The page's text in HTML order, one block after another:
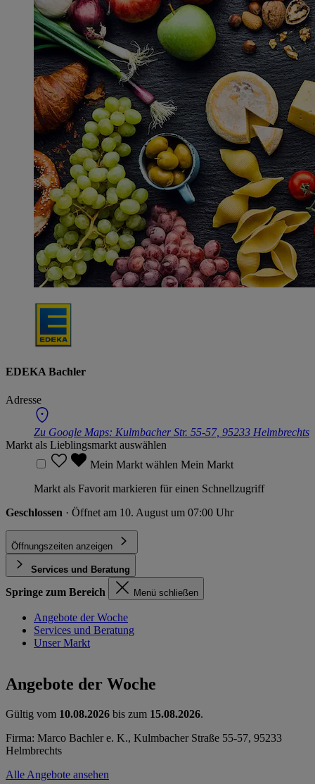
EDEKA Bachler
Adresse
Zu Google Maps: Kulmbacher Str. 55-57, 95233 Helmbrechts
Markt als Lieblingsmarkt auswählen
Mein Markt wählen Mein Markt
Markt als Favorit markieren für einen Schnellzugriff
Geschlossen · Öffnet am 10. August um 07:00 Uhr
Öffnungszeiten anzeigen
Services und Beratung
Springe zum Bereich Menü schließen
Angebote der Woche
Services und Beratung
Unser Markt
Angebote der Woche
Gültig vom 10.08.2026 bis zum 15.08.2026.
Firma: Marco Bachler e. K., Kulmbacher Straße 55-57, 95233
Helmbrechts
Alle Angebote ansehen